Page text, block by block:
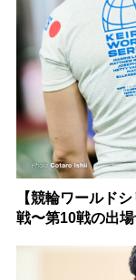
【競輪ワールド
戦〜第10戦の出